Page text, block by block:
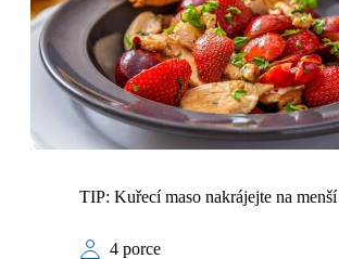
TIP: Kuřecí maso nakrájejte na
4 porce